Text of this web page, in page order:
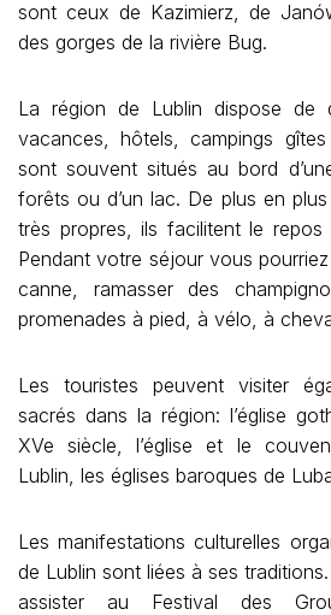
sont ceux de Kazimierz, de
des gorges de la rivière Bug.
La région de Lublin dispose de
vacances, hôtels, campings
sont souvent situés au bord
forêts ou d’un lac. De plus en
très propres, ils facilitent le
Pendant votre séjour vous
canne, ramasser des
promenades à pied, à vélo, à
Les touristes peuvent visiter
sacrés dans la région: l’église
XVe siècle, l’église et le
Lublin, les églises baroques de
Les manifestations culturelles
de Lublin sont liées à ses
assister au Festival des